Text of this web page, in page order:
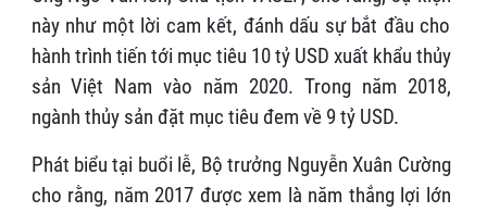
này như một lời cam kết, đánh dấu sự bắt đầu cho
hành trình tiến tới mục tiêu 10 tỷ USD xuất khẩu thủy
sản Việt Nam vào năm 2020. Trong năm 2018,
ngành thủy sản đặt mục tiêu đem về 9 tỷ USD.
Phát biểu tại buổi lễ, Bộ trưởng Nguyễn Xuân Cường
cho rằng, năm 2017 được xem là năm thắng lợi lớn